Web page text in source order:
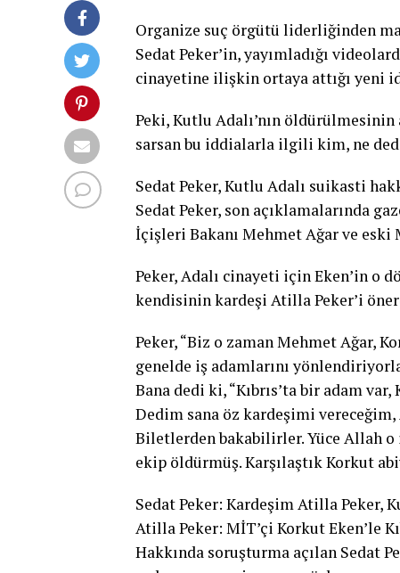
Organize suç örgütü liderliğinden
Sedat Peker’in, yayımladığı
cinayetine ilişkin ortaya attığı yeni
Peki, Kutlu Adalı’nın
sarsan bu iddialarla ilgili kim, ne
Sedat Peker, Kutlu Adalı suikasti
Sedat Peker, son açıklamalarında
İçişleri Bakanı Mehmet Ağar ve eski
Peker, Adalı cinayeti için Eken’in o
kendisinin kardeşi Atilla Peker’i
Peker, “Biz o zaman Mehmet Ağar,
genelde iş adamlarını
Bana dedi ki, “Kıbrıs’ta bir adam
Dedim sana öz kardeşimi
Biletlerden bakabilirler. Yüce Allah o
ekip öldürmüş. Karşılaştık Korkut
Sedat Peker: Kardeşim Atilla
Atilla Peker: MİT’çi Korkut Eken’le
Hakkında soruşturma açılan Sedat